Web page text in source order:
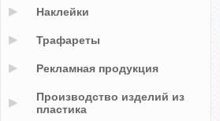
Наклейки
Трафареты
Рекламная продукция
Производство изделий из
пластика